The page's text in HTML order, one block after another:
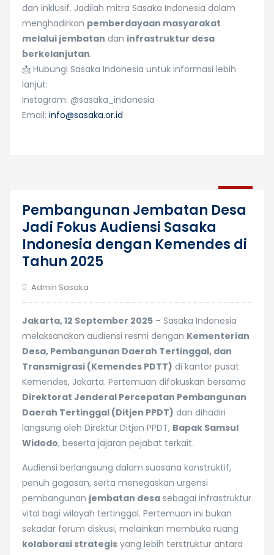
dan inklusif. Jadilah mitra Sasaka Indonesia dalam
menghadirkan pemberdayaan masyarakat
melalui jembatan dan infrastruktur desa
berkelanjutan.
📩 Hubungi Sasaka Indonesia untuk informasi lebih
lanjut:
Instagram: @sasaka_indonesia
Email: info@sasaka.or.id
Okt
Pembangunan Jembatan Desa
Jadi Fokus Audiensi Sasaka
Indonesia dengan Kemendes di
Tahun 2025
Admin Sasaka
Jakarta, 12 September 2025 – Sasaka Indonesia
melaksanakan audiensi resmi dengan Kementerian
Desa, Pembangunan Daerah Tertinggal, dan
Transmigrasi (Kemendes PDTT) di kantor pusat
Kemendes, Jakarta. Pertemuan difokuskan bersama
Direktorat Jenderal Percepatan Pembangunan
Daerah Tertinggal (Ditjen PPDT) dan dihadiri
langsung oleh Direktur Ditjen PPDT, Bapak Samsul
Widodo, beserta jajaran pejabat terkait.
Audiensi berlangsung dalam suasana konstruktif,
penuh gagasan, serta menegaskan urgensi
pembangunan jembatan desa sebagai infrastruktur
vital bagi wilayah tertinggal. Pertemuan ini bukan
sekadar forum diskusi, melainkan membuka ruang
kolaborasi strategis yang lebih terstruktur antara